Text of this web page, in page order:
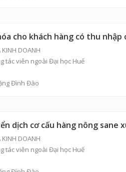
cho khách hàng có thu
KINH DOANH
tác viên ngoài Đại học Huế
Đình Đào
dịch cơ cấu hàng nông
KINH DOANH
tác viên ngoài Đại học Huế